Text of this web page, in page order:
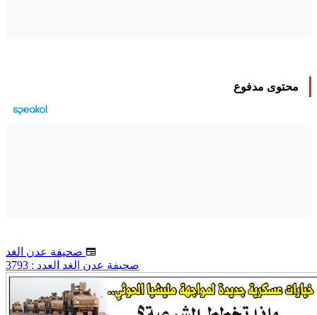
محتوى مدفوع
صحيفة عدن الغد العدد : 3793